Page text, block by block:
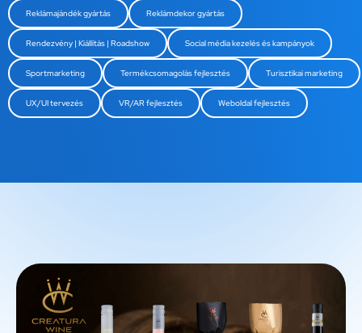
Reklámajándék gyártás Reklámdekor gyártás
Rendezvény | Kiállítás | Roadshow Social média kezelés és kampányok
Sportmarketing Termékcsomagolás fejlesztés Turisztikai marketing
UX/UI tervezés VR/AR fejlesztés Weboldal fejlesztés